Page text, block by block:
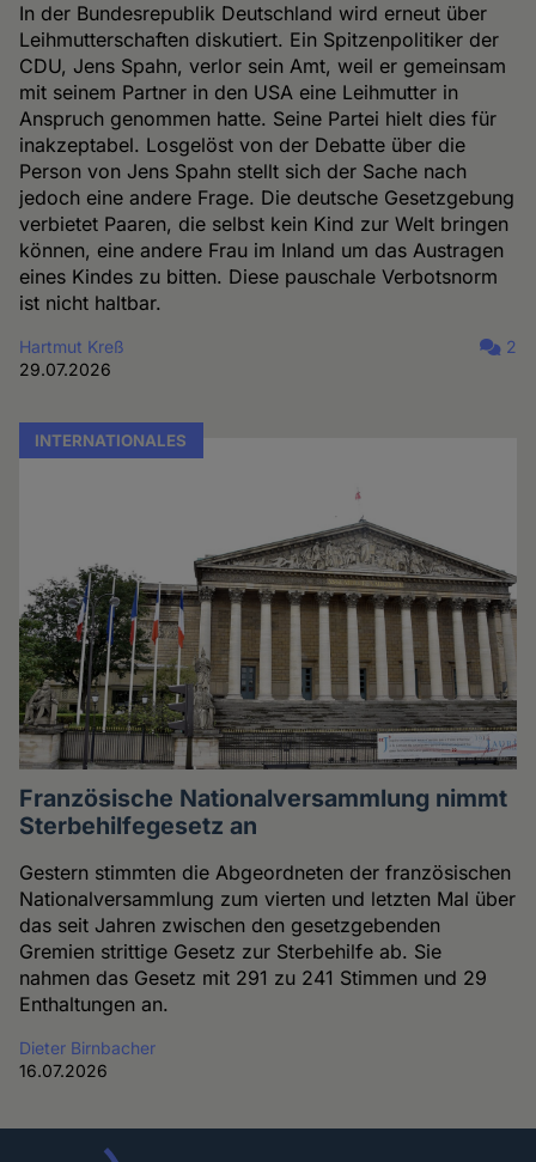
In der Bundesrepublik Deutschland wird erneut über
Leihmutterschaften diskutiert. Ein Spitzenpolitiker der
CDU, Jens Spahn, verlor sein Amt, weil er gemeinsam
mit seinem Partner in den USA eine Leihmutter in
Anspruch genommen hatte. Seine Partei hielt dies für
inakzeptabel. Losgelöst von der Debatte über die
Person von Jens Spahn stellt sich der Sache nach
jedoch eine andere Frage. Die deutsche Gesetzgebung
verbietet Paaren, die selbst kein Kind zur Welt bringen
können, eine andere Frau im Inland um das Austragen
eines Kindes zu bitten. Diese pauschale Verbotsnorm
ist nicht haltbar.
Hartmut Kreß
29.07.2026
2
INTERNATIONALES
Französische Nationalversammlung nimmt
Sterbehilfegesetz an
Gestern stimmten die Abgeordneten der französischen
Nationalversammlung zum vierten und letzten Mal über
das seit Jahren zwischen den gesetzgebenden
Gremien strittige Gesetz zur Sterbehilfe ab. Sie
nahmen das Gesetz mit 291 zu 241 Stimmen und 29
Enthaltungen an.
Dieter Birnbacher
16.07.2026